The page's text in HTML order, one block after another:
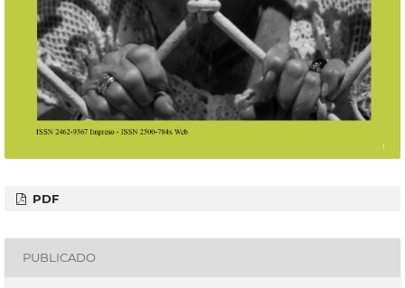
PDF
PUBLICADO